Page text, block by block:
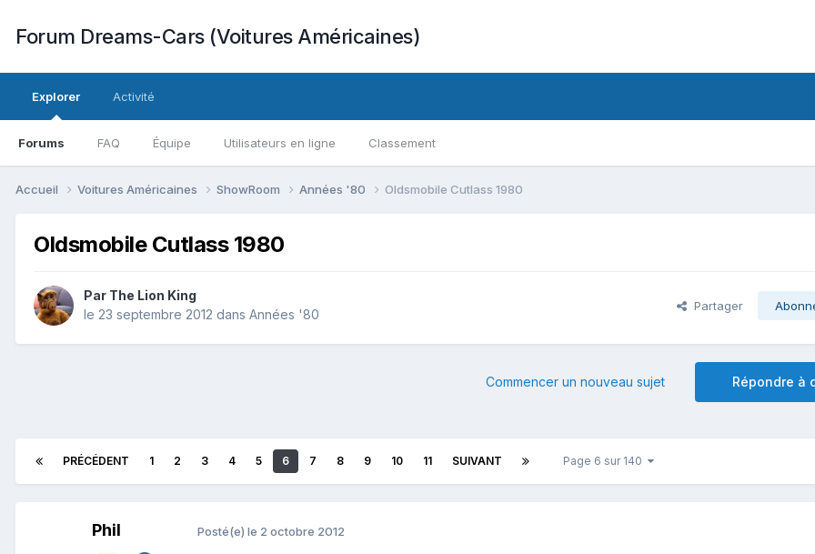
Forum Dreams-Cars (Voitures Américaines)
Explorer
Forums FAQ Équipe Utilisateurs en ligne Classement
Activité
Accueil Voitures Américaines ShowRoom Années '80 Oldsmobile Cutlass 1980
Oldsmobile Cutlass 1980
Par The Lion King
le 23 septembre 2012 dans Années '80
Partager
Répondre à
Commencer un nouveau sujet
PRÉCÉDENT 1 2 3 4 5 6 7 8 9 10 11 SUIVANT Page 6 sur 140
Phil Posté(e) le 2 octobre 2012